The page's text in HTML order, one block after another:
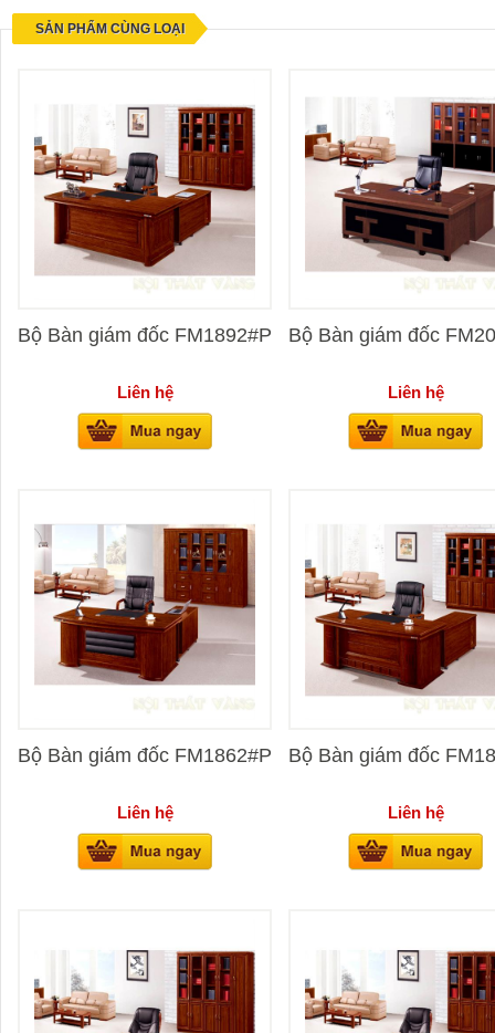
SẢN PHẨM CÙNG LOẠI
Bộ Bàn giám đốc FM1892#P
Liên hệ
Bộ Bàn giám đốc
Liên hệ
Bộ Bàn giám đốc FM1862#P
Liên hệ
Bộ Bàn giám đốc
Liên hệ